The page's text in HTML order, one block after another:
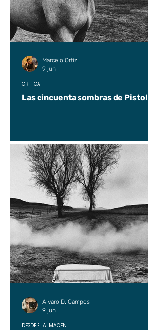
Las cincuenta sombras de Pistolas
CRÍTICA
Marcelo Ortiz
9 jun
DESDE EL ALMACÉN
Alvaro D. Campos
9 jun